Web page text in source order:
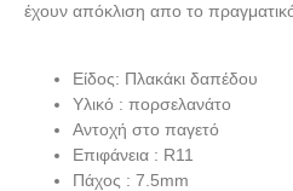
έχουν απόκλιση απο το πραγματικό
Είδος: Πλακάκι δαπέδου
Υλικό : πορσελανάτο
Αντοχή στο παγετό
Επιφάνεια : R11
Πάχος : 7.5mm